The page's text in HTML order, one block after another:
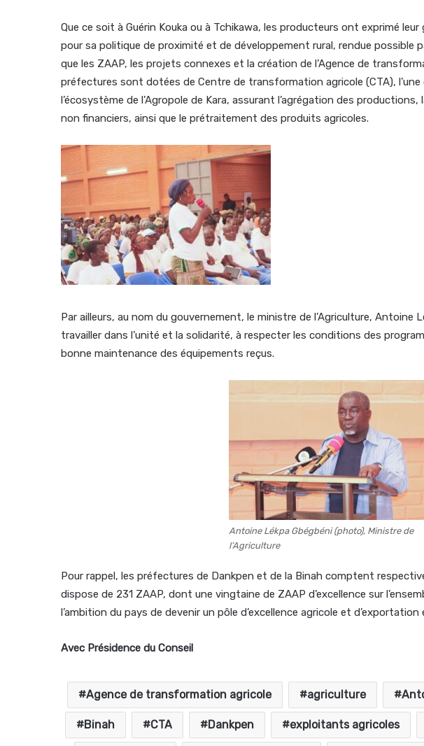
Que ce soit à Guérin Kouka ou à Tchikawa, les producteurs ont exprimé
pour sa politique de proximité et de développement rural, rendue possible
que les ZAAP, les projets connexes et la création de l’Agence de
préfectures sont dotées de Centre de transformation agricole (CTA),
l’écosystème de l’Agropole de Kara, assurant l’agrégation des
non financiers, ainsi que le prétraitement des produits agricoles.
Par ailleurs, au nom du gouvernement, le ministre de l’Agriculture, Antoine
travailler dans l’unité et la solidarité, à respecter les conditions des
bonne maintenance des équipements reçus.
Antoine Lékpa Gbégbéni (photo), Ministre de
l’Agriculture
Pour rappel, les préfectures de Dankpen et de la Binah comptent
dispose de 231 ZAAP, dont une vingtaine de ZAAP d’excellence sur
l’ambition du pays de devenir un pôle d’excellence agricole et d’exportation
Avec Présidence du Conseil
Agence de transformation agricole agriculture
Binah CTA Dankpen exploitants agricoles